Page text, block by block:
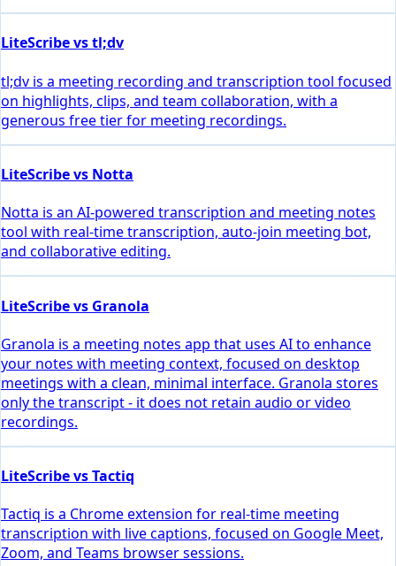
LiteScribe vs tl;dv
tl;dv is a meeting recording and transcription tool focused
on highlights, clips, and team collaboration, with a
generous free tier for meeting recordings.
LiteScribe vs Notta
Notta is an AI-powered transcription and meeting notes
tool with real-time transcription, auto-join meeting bot,
and collaborative editing.
LiteScribe vs Granola
Granola is a meeting notes app that uses AI to enhance
your notes with meeting context, focused on desktop
meetings with a clean, minimal interface. Granola stores
only the transcript - it does not retain audio or video
recordings.
LiteScribe vs Tactiq
Tactiq is a Chrome extension for real-time meeting
transcription with live captions, focused on Google Meet,
Zoom, and Teams browser sessions.